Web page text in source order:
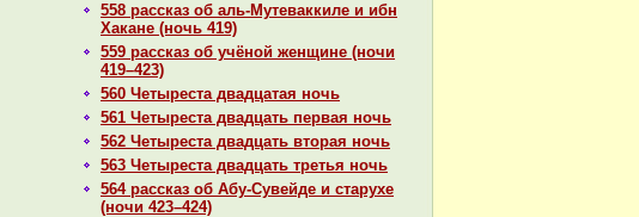
558 paссказ об аль-Мутеваккиле и ибн
Хакане (ночь 419)
559 paссказ об учёной женщине (ночи
419–423)
560 Четыреста двадцатая ночь
561 Четыреста двадцать первая ночь
562 Четыреста двадцать втоpaя ночь
563 Четыреста двадцать третья ночь
564 paссказ об Абу-Сувейде и старухе
(ночи 423–424)